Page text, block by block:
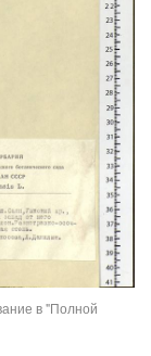
в "Полной